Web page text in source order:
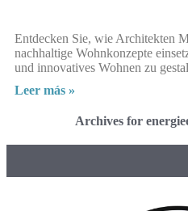
Entdecken Sie, wie Architekten
nachhaltige Wohnkonzepte
und innovatives Wohnen zu
Leer más »
Archives for